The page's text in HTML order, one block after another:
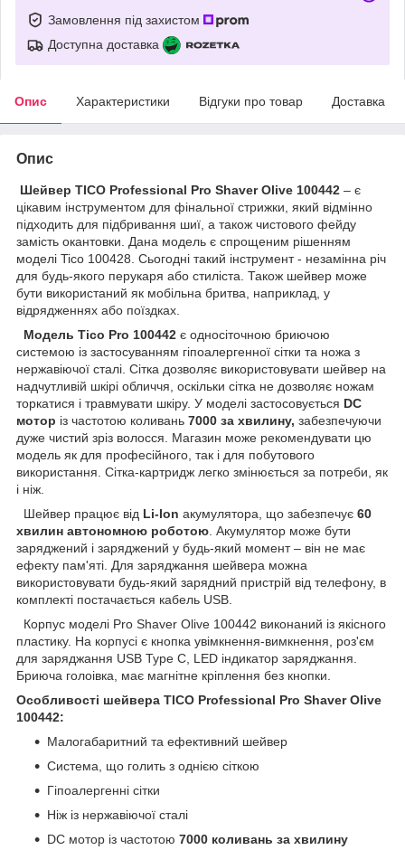
Замовлення під захистом
Доступна доставка
Опис Характеристики Відгуки про товар Доставка
Опис
Шейвер TICO Professional Pro Shaver Olive 100442 – є
цікавим інструментом для фінальної стрижки, який відмінно
підходить для підбривання шиї, а також чистового фейду
замість окантовки. Дана модель є спрощеним рішенням
моделі Tico 100428. Сьогодні такий інструмент - незамінна річ
для будь-якого перукаря або стиліста. Також шейвер може
бути використаний як мобільна бритва, наприклад, у
відрядженнях або поїздках.
Модель Tico Pro 100442 є односіточною бриючою
системою із застосуванням гіпоалергенної сітки та ножа з
нержавіючої сталі. Сітка дозволяє використовувати шейвер на
надчутливій шкірі обличчя, оскільки сітка не дозволяє ножам
торкатися і травмувати шкіру. У моделі застосовується DC
мотор із частотою коливань 7000 за хвилину, забезпечуючи
дуже чистий зріз волосся. Магазин може рекомендувати цю
модель як для професійного, так і для побутового
використання. Сітка-картридж легко змінюється за потреби, як
і ніж.
Шейвер працює від Li-Ion акумулятора, що забезпечує 60
хвилин автономною роботою . Акумулятор може бути
заряджений і заряджений у будь-який момент – він не має
ефекту пам'яті. Для заряджання шейвера можна
використовувати будь-який зарядний пристрій від телефону, в
комплекті постачається кабель USB.
Корпус моделі Pro Shaver Olive 100442 виконаний із якісного
пластику. На корпусі є кнопка увімкнення-вимкнення, роз'єм
для заряджання USB Type C, LED індикатор заряджання.
Бриюча голоівка, має магнітне кріплення без кнопки.
Особливості шейвера TICO Professional Pro Shaver Olive
100442:
Малогабаритний та ефективний шейвер
Система, що голить з однією сіткою
Гіпоалергенні сітки
Ніж із нержавіючої сталі
DC мотор із частотою 7000 коливань за хвилину